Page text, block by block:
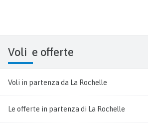
Voli e offerte
Voli in partenza da La Rochelle
Le offerte in partenza di La Rochelle